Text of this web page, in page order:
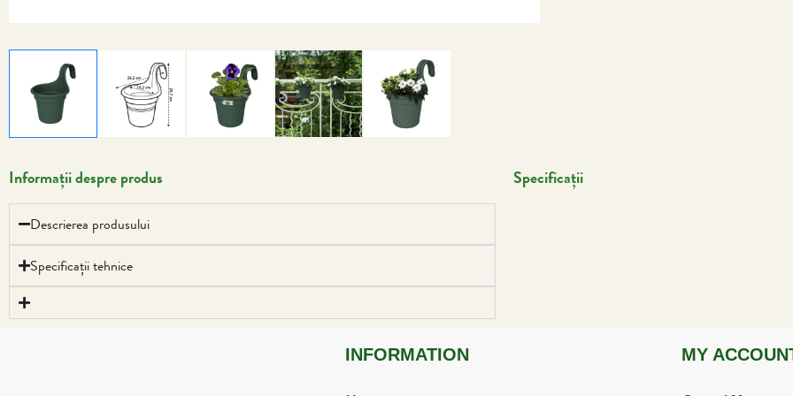
Informații despre produs
Descrierea produsului
Specificații tehnice
Specificații
INFORMATION MY